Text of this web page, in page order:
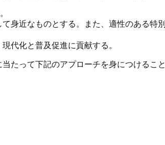
身近なものとする。また、適性のある特別
代化と普及促進に貢献する。
たって下記のアプローチを身につけること